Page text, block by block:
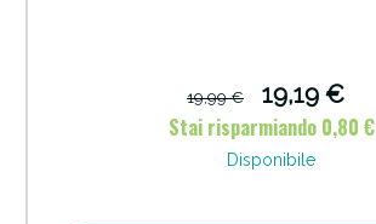
19,99 €
19,19 €
Stai risparmiando 0,80 €
Disponibile